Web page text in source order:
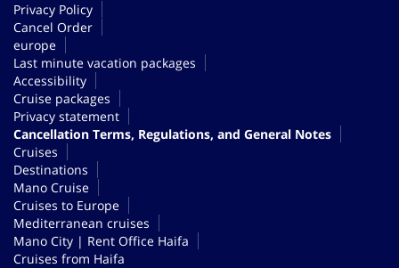
Privacy Policy
Cancel Order
europe
Last minute vacation packages
Accessibility
Cruise packages
Privacy statement
Cancellation Terms, Regulations, and General Notes
Cruises
Destinations
Mano Cruise
Cruises to Europe
Mediterranean cruises
Mano City | Rent Office Haifa
Cruises from Haifa